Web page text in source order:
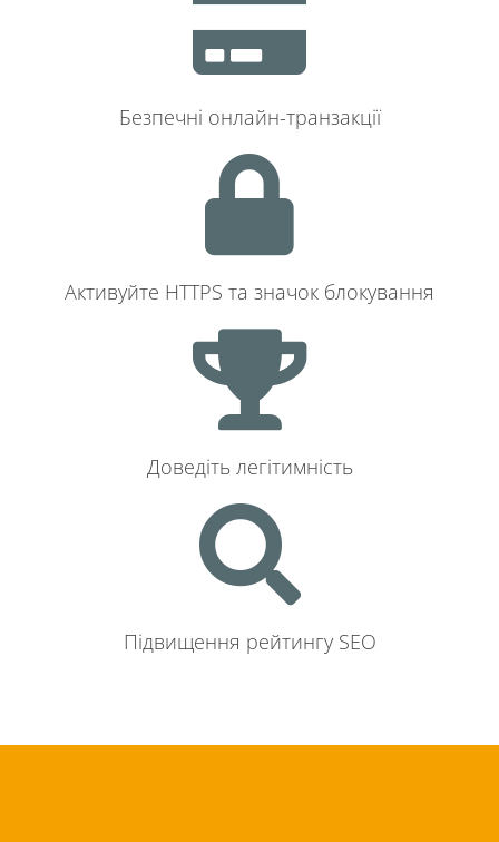
Безпечні онлайн-транзакції
Активуйте HTTPS та значок блокування
Доведіть легітимність
Підвищення рейтингу SEO